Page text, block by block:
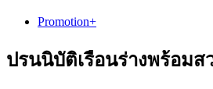
Promotion+
ปรนนิบัติเรือนร่างพร้อมส